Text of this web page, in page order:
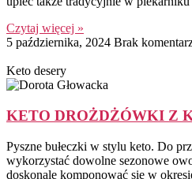
Czytaj więcej »
5 października, 2024 Brak
Keto desery
KETO DROŻDŻÓWKI Z
Pyszne bułeczki w stylu keto. Do
wykorzystać dowolne sezonowe
doskonale komponować się w